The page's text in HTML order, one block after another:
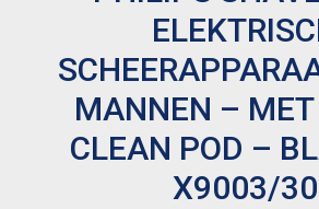
MANNEN – MET
CLEAN POD –
X9003/30